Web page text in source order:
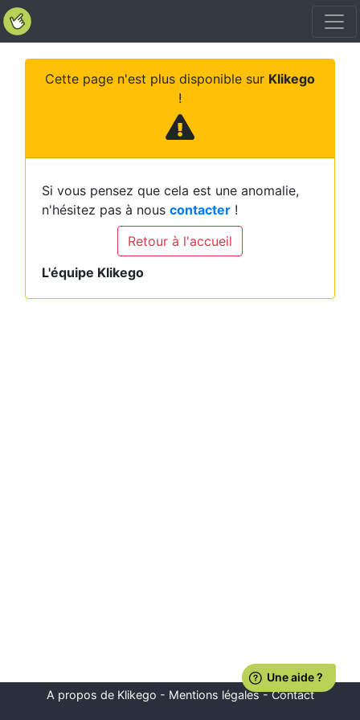
Cette page n'est plus disponible sur Klikego
!
Si vous pensez que cela est une anomalie,
n'hésitez pas à nous contacter !
Retour à l'accueil
L'équipe Klikego
A propos de Klikego - Mentions légales-Contact